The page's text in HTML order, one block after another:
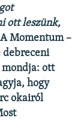
ott leszünk,
Momentum –
mondja: ott
hogy
okairól